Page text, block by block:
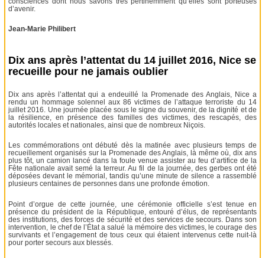
d’avenir.
Jean-Marie Philibert
Dix ans après l’attentat du 14 juillet 2016, Nice se
recueille pour ne jamais oublier
Dix ans après l’attentat qui a endeuillé la Promenade des Anglais, Nice a
rendu un hommage solennel aux 86 victimes de l’attaque terroriste du 14
juillet 2016. Une journée placée sous le signe du souvenir, de la dignité et de
la résilience, en présence des familles des victimes, des rescapés, des
autorités locales et nationales, ainsi que de nombreux Niçois.
Les commémorations ont débuté dès la matinée avec plusieurs temps de
recueillement organisés sur la Promenade des Anglais, là même où, dix ans
plus tôt, un camion lancé dans la foule venue assister au feu d’artifice de la
Fête nationale avait semé la terreur. Au fil de la journée, des gerbes ont été
déposées devant le mémorial, tandis qu’une minute de silence a rassemblé
plusieurs centaines de personnes dans une profonde émotion.
Point d’orgue de cette journée, une cérémonie officielle s’est tenue en
présence du président de la République, entouré d’élus, de représentants
des institutions, des forces de sécurité et des services de secours. Dans son
intervention, le chef de l’État a salué la mémoire des victimes, le courage des
survivants et l’engagement de tous ceux qui étaient intervenus cette nuit-là
pour porter secours aux blessés.